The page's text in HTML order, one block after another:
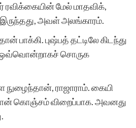
ரவிக்கையின் மேல் மாதவிக்,
அவள் அலங்காரம்.
பாக்கி. புஷ்பத் தட்டிலே கிடந்து
ஒவ்வொன்றாகச் சொருக
ராஜாராம். கையி
கொஞ்சம் விறைப்பாக. அவனது
மதிப்புக்குரியவருக்கு,
உங்கள் உயர்ந்த ஒப்பற்ற